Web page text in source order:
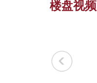
楼盘视频